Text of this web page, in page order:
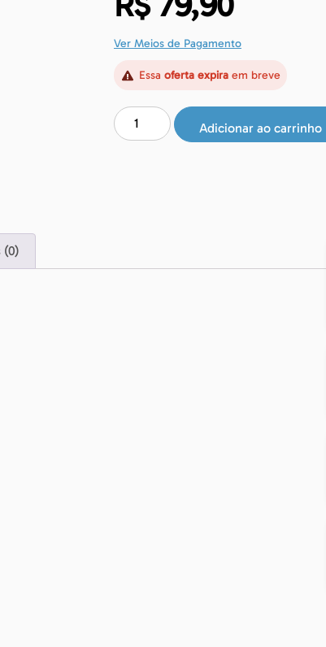
Ver Meios de Pagamento
Essa oferta expiraem breve
Adicionar ao carrinho
(0)